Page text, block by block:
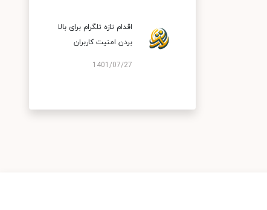
اقدام تازه تلگرام برای بالا
بردن امنیت کاربران
1401/07/27